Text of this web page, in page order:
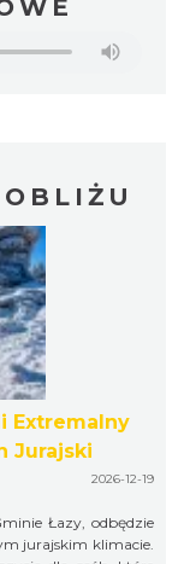
Extremalny
Jurajski
2026-12-19
Łazy, odbędzie
jurajskim klimacie.